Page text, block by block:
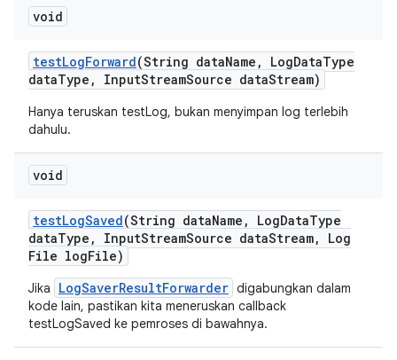
void
testLogForward(String dataName , LogDataType
dataType , InputStreamSource dataStream)
Hanya teruskan testLog, bukan menyimpan log terlebih
dahulu.
void
testLogSaved(String dataName , LogDataType
dataType , InputStreamSource dataStream,
Log
File logFile)
Jika LogSaverResultForwarder digabungkan dalam
kode lain, pastikan kita meneruskan callback
testLogSaved ke pemroses di bawahnya.